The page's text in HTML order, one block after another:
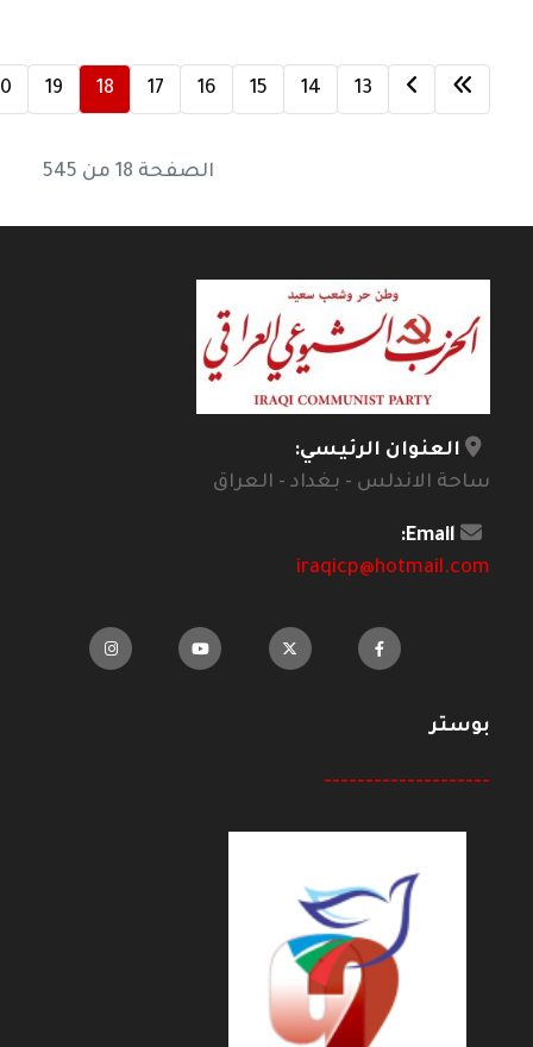
13
14
15
16
17
18
19
الصفحة 18 من 545
العنوان الرئيسي:
ساحة الاندلس - بغداد - العراق
Email:
iraqicp@hotmail.com
بوستر
--------------------